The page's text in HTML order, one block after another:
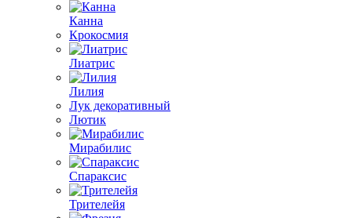
Канна
Крокосмия
Лиатрис
Лилия
Лук декоративный
Лютик
Мирабилис
Спараксис
Трителейя